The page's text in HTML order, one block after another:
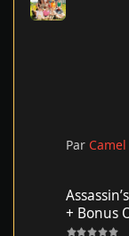
Par
+ Bonus